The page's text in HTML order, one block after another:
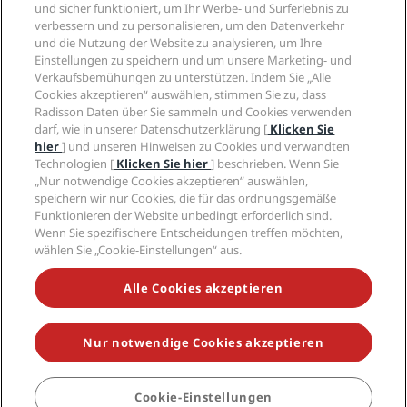
BUCHEN
„Sports Approved“-Hotels
Familienfreundliche Hotels
Gesundheit & Sicherheit
Karriere RHG
Karriere PPHE
Karrieren EHL
The Club by RHG
Entwicklungsmöglichkeiten
Responsible Business – Unser Engagement
Einkauf
Privacy Centre
Rechtliche Hinweise
Radisson Rewards Geschäftsbedingungen
Website-Nutzungsvereinbarung
Digitale Barrierefreiheit
Moderne Sklaverei – Erklärung
Hilfe
Verbrauchermeldungen
Kontakt
FAQ
Inhaltsübersicht
Soziale Medien
Marken von Radisson Hotels
VERPASSEN SIE NIEMALS UNSERE BELIEBTESTEN
ANGEBOTE
© 2026 Radisson Hotel Group.Alle Rechte vorbehalten. RHG Radisson
Hotel Group, Radisson, Radisson RED, Radisson Blu, Radisson Collection,
Radisson Individuals, Park Plaza, Park Inn, Country Inn & Suites, Prize by
Radisson, Radisson Rewards und Radisson Meetings sind Warenzeichen
der Radisson Hotel Group.
und sicher funktioniert, um Ihr Werbe- und Surferlebnis zu
verbessern und zu personalisieren, um den Datenverkehr
und die Nutzung der Website zu analysieren, um Ihre
Einstellungen zu speichern und um unsere Marketing- und
Verkaufsbemühungen zu unterstützen. Indem Sie „Alle
Cookies akzeptieren“ auswählen, stimmen Sie zu, dass
Radisson Daten über Sie sammeln und Cookies verwenden
darf, wie in unserer Datenschutzerklärung [ Klicken Sie
hier] und unseren Hinweisen zu Cookies und verwandten
Technologien [ Klicken Sie hier] beschrieben. Wenn Sie
„Nur notwendige Cookies akzeptieren“ auswählen,
speichern wir nur Cookies, die für das ordnungsgemäße
Funktionieren der Website unbedingt erforderlich sind.
Wenn Sie spezifischere Entscheidungen treffen möchten,
wählen Sie „Cookie-Einstellungen“ aus.
Alle Cookies akzeptieren
Nur notwendige Cookies akzeptieren
Cookie-Einstellungen